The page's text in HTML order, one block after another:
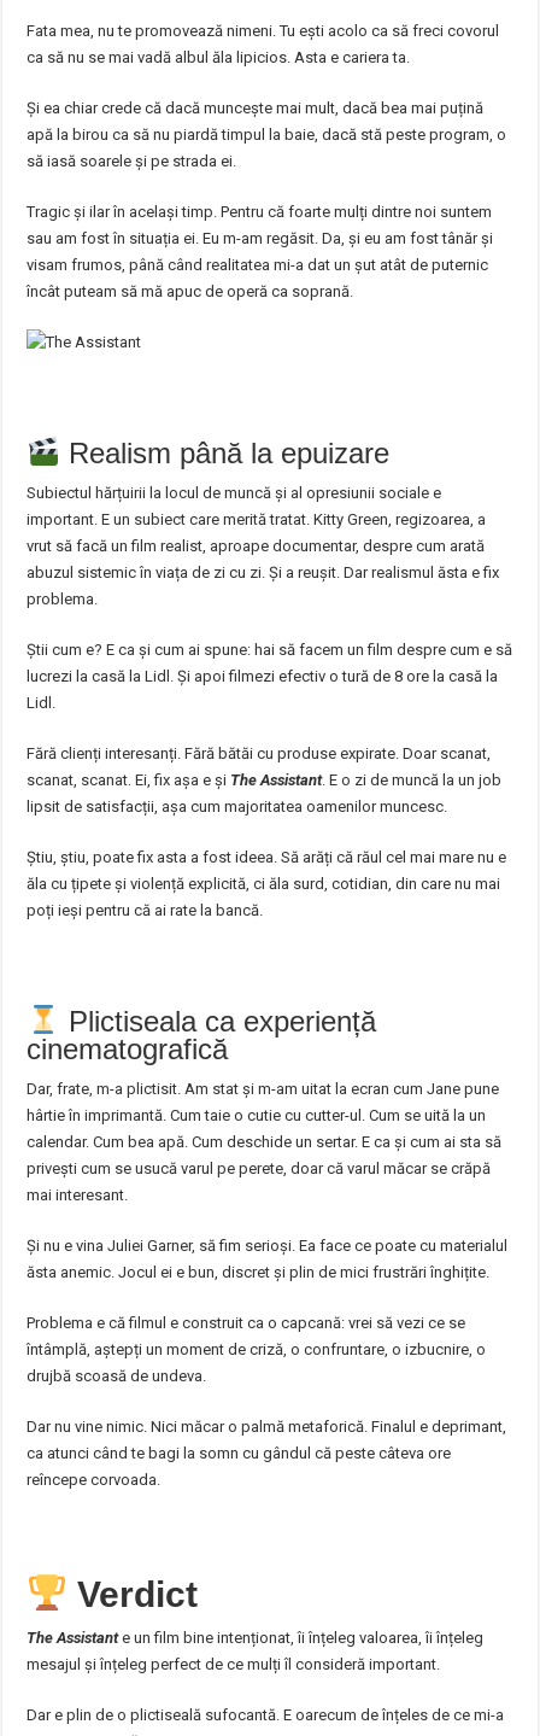
Fata mea, nu te promovează nimeni. Tu ești acolo ca să freci covorul
ca să nu se mai vadă albul ăla lipicios. Asta e cariera ta.
Și ea chiar crede că dacă muncește mai mult, dacă bea mai puțină
apă la birou ca să nu piardă timpul la baie, dacă stă peste program, o
să iasă soarele și pe strada ei.
Tragic și ilar în același timp. Pentru că foarte mulți dintre noi suntem
sau am fost în situația ei. Eu m-am regăsit. Da, și eu am fost tânăr și
visam frumos, până când realitatea mi-a dat un șut atât de puternic
încât puteam să mă apuc de operă ca soprană.
Realism până la epuizare
Subiectul hărțuirii la locul de muncă și al opresiunii sociale e
important. E un subiect care merită tratat. Kitty Green, regizoarea, a
vrut să facă un film realist, aproape documentar, despre cum arată
abuzul sistemic în viața de zi cu zi. Și a reușit. Dar realismul ăsta e fix
problema.
Știi cum e? E ca și cum ai spune: hai să facem un film despre cum e să
lucrezi la casă la Lidl. Și apoi filmezi efectiv o tură de 8 ore la casă la
Lidl.
Fără clienți interesanți. Fără bătăi cu produse expirate. Doar scanat,
scanat, scanat. Ei, fix așa e și The Assistant. E o zi de muncă la un job
lipsit de satisfacții, așa cum majoritatea oamenilor muncesc.
Știu, știu, poate fix asta a fost ideea. Să arăți că răul cel mai mare nu e
ăla cu țipete și violență explicită, ci ăla surd, cotidian, din care nu mai
poți ieși pentru că ai rate la bancă.
Plictiseala ca experiență
cinematografică
Dar, frate, m-a plictisit. Am stat și m-am uitat la ecran cum Jane pune
hârtie în imprimantă. Cum taie o cutie cu cutter-ul. Cum se uită la un
calendar. Cum bea apă. Cum deschide un sertar. E ca și cum ai sta să
privești cum se usucă varul pe perete, doar că varul măcar se crăpă
mai interesant.
Și nu e vina Juliei Garner, să fim serioși. Ea face ce poate cu materialul
ăsta anemic. Jocul ei e bun, discret și plin de mici frustrări înghițite.
Problema e că filmul e construit ca o capcană: vrei să vezi ce se
întâmplă, aștepți un moment de criză, o confruntare, o izbucnire, o
drujbă scoasă de undeva.
Dar nu vine nimic. Nici măcar o palmă metaforică. Finalul e deprimant,
ca atunci când te bagi la somn cu gândul că peste câteva ore
reîncepe corvoada.
Verdict
The Assistante un film bine intenționat, îi înțeleg valoarea, îi înțeleg
mesajul și înțeleg perfect de ce mulți îl consideră important.
Dar e plin de o plictiseală sufocantă. E oarecum de înțeles de ce mi-a